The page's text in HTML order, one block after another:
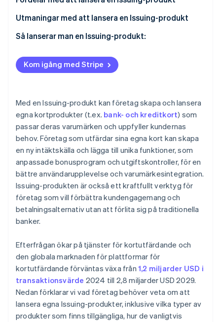
Betalleverantörer
Förbetalda kort
Betalkort
Virtuella kort
Fintech-företag
Återförsäljare och varumärken
Övriga företag
Bättre kundrelationer
Nya intäktsflöden och lägre kostnader
Större flexibilitet och kontroll
Konkurrensfördel
ekosystem
Utmaningar med att lansera en Issuing-produkt
Så lanserar man en Issuing-produkt:
Definiera din strategi
Genomför marknadsundersökningar
Skapa starka partnerskap
Bygg ditt tekniksystem
Skydda din produkt mot risker och bristande
efterlevnad
Fokus på användarupplevelsen
Testa och lansera din produkt
Övervaka och förbättra din produkt
Kom igång med Stripe
Med en Issuing-produkt kan företag skapa och lansera
egna kortprodukter (t.ex. bank- och kreditkort) som
passar deras varumärken och uppfyller kundernas
behov. Företag som utfärdar sina egna kort kan skapa
en ny intäktskälla och lägga till unika funktioner, som
anpassade bonusprogram och utgiftskontroller, för en
bättre användarupplevelse och varumärkesintegration.
Issuing-produkten är också ett kraftfullt verktyg för
företag som vill förbättra kundengagemang och
betalningsalternativ utan att förlita sig på traditionella
banker.
Efterfrågan ökar på tjänster för kortutfärdande och
den globala marknaden för plattformar för
kortutfärdande förväntas växa från 1,2 miljarder USD i
transaktionsvärde 2024 till 2,8 miljarder USD 2029.
Nedan förklarar vi vad företag behöver veta om att
lansera egna Issuing-produkter, inklusive vilka typer av
produkter som finns tillgängliga, hur de vanligtvis